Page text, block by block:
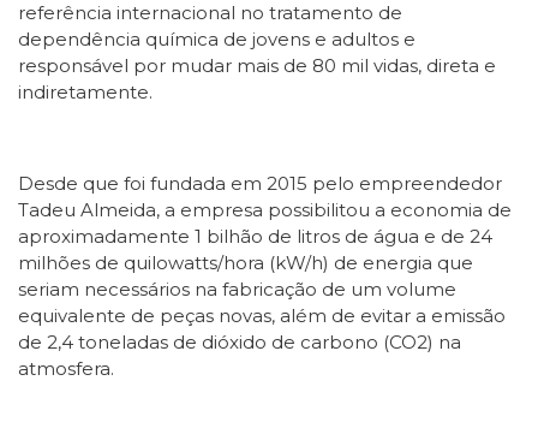
referência internacional no tratamento de
dependência química de jovens e adultos e
responsável por mudar mais de 80 mil vidas, direta e
indiretamente.
Desde que foi fundada em 2015 pelo empreendedor
Tadeu Almeida, a empresa possibilitou a economia de
aproximadamente 1 bilhão de litros de água e de 24
milhões de quilowatts/hora (kW/h) de energia que
seriam necessários na fabricação de um volume
equivalente de peças novas, além de evitar a emissão
de 2,4 toneladas de dióxido de carbono (CO2) na
atmosfera.